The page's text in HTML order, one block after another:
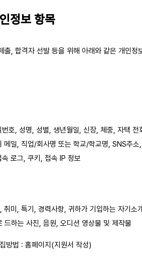
정보 항목
출, 합격자 선발 등을 위해 아래와 같은 개인정
호, 성명, 성별, 생년월일, 신장, 체중, 자택 전
메일, 직업/회사명 또는 학교/학교명, SNS주소
로그, 쿠키, 접속 IP 정보
취미, 특기, 경력사항, 귀하가 기입하는 자기소
드하는 사진, 음원, 오디션 영상물 및 제작물
방법 : 홈페이지(지원서 작성)